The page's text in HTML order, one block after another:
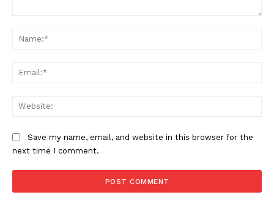
Save my name, email, and website in this browser for the
next time I comment.